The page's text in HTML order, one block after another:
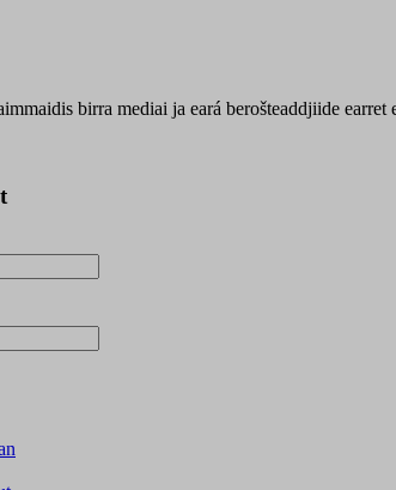
birra mediai ja eará berošteaddjiide earret